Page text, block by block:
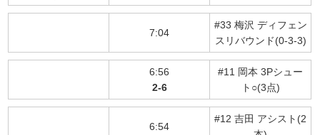
7:04
#33 梅沢 ディフェン
スリバウンド(0-3-3)
6:56
2-6
#11 岡本 3Pシュー
ト○(3点)
6:54
#12 吉田 アシスト(2